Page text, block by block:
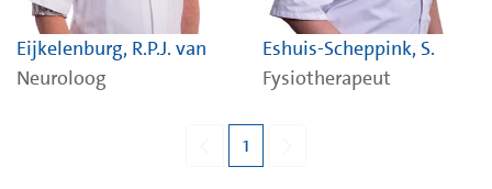
Eijkelenburg, R.P.J. van
Neuroloog
Eshuis-Scheppink, S.
Fysiotherapeut
1